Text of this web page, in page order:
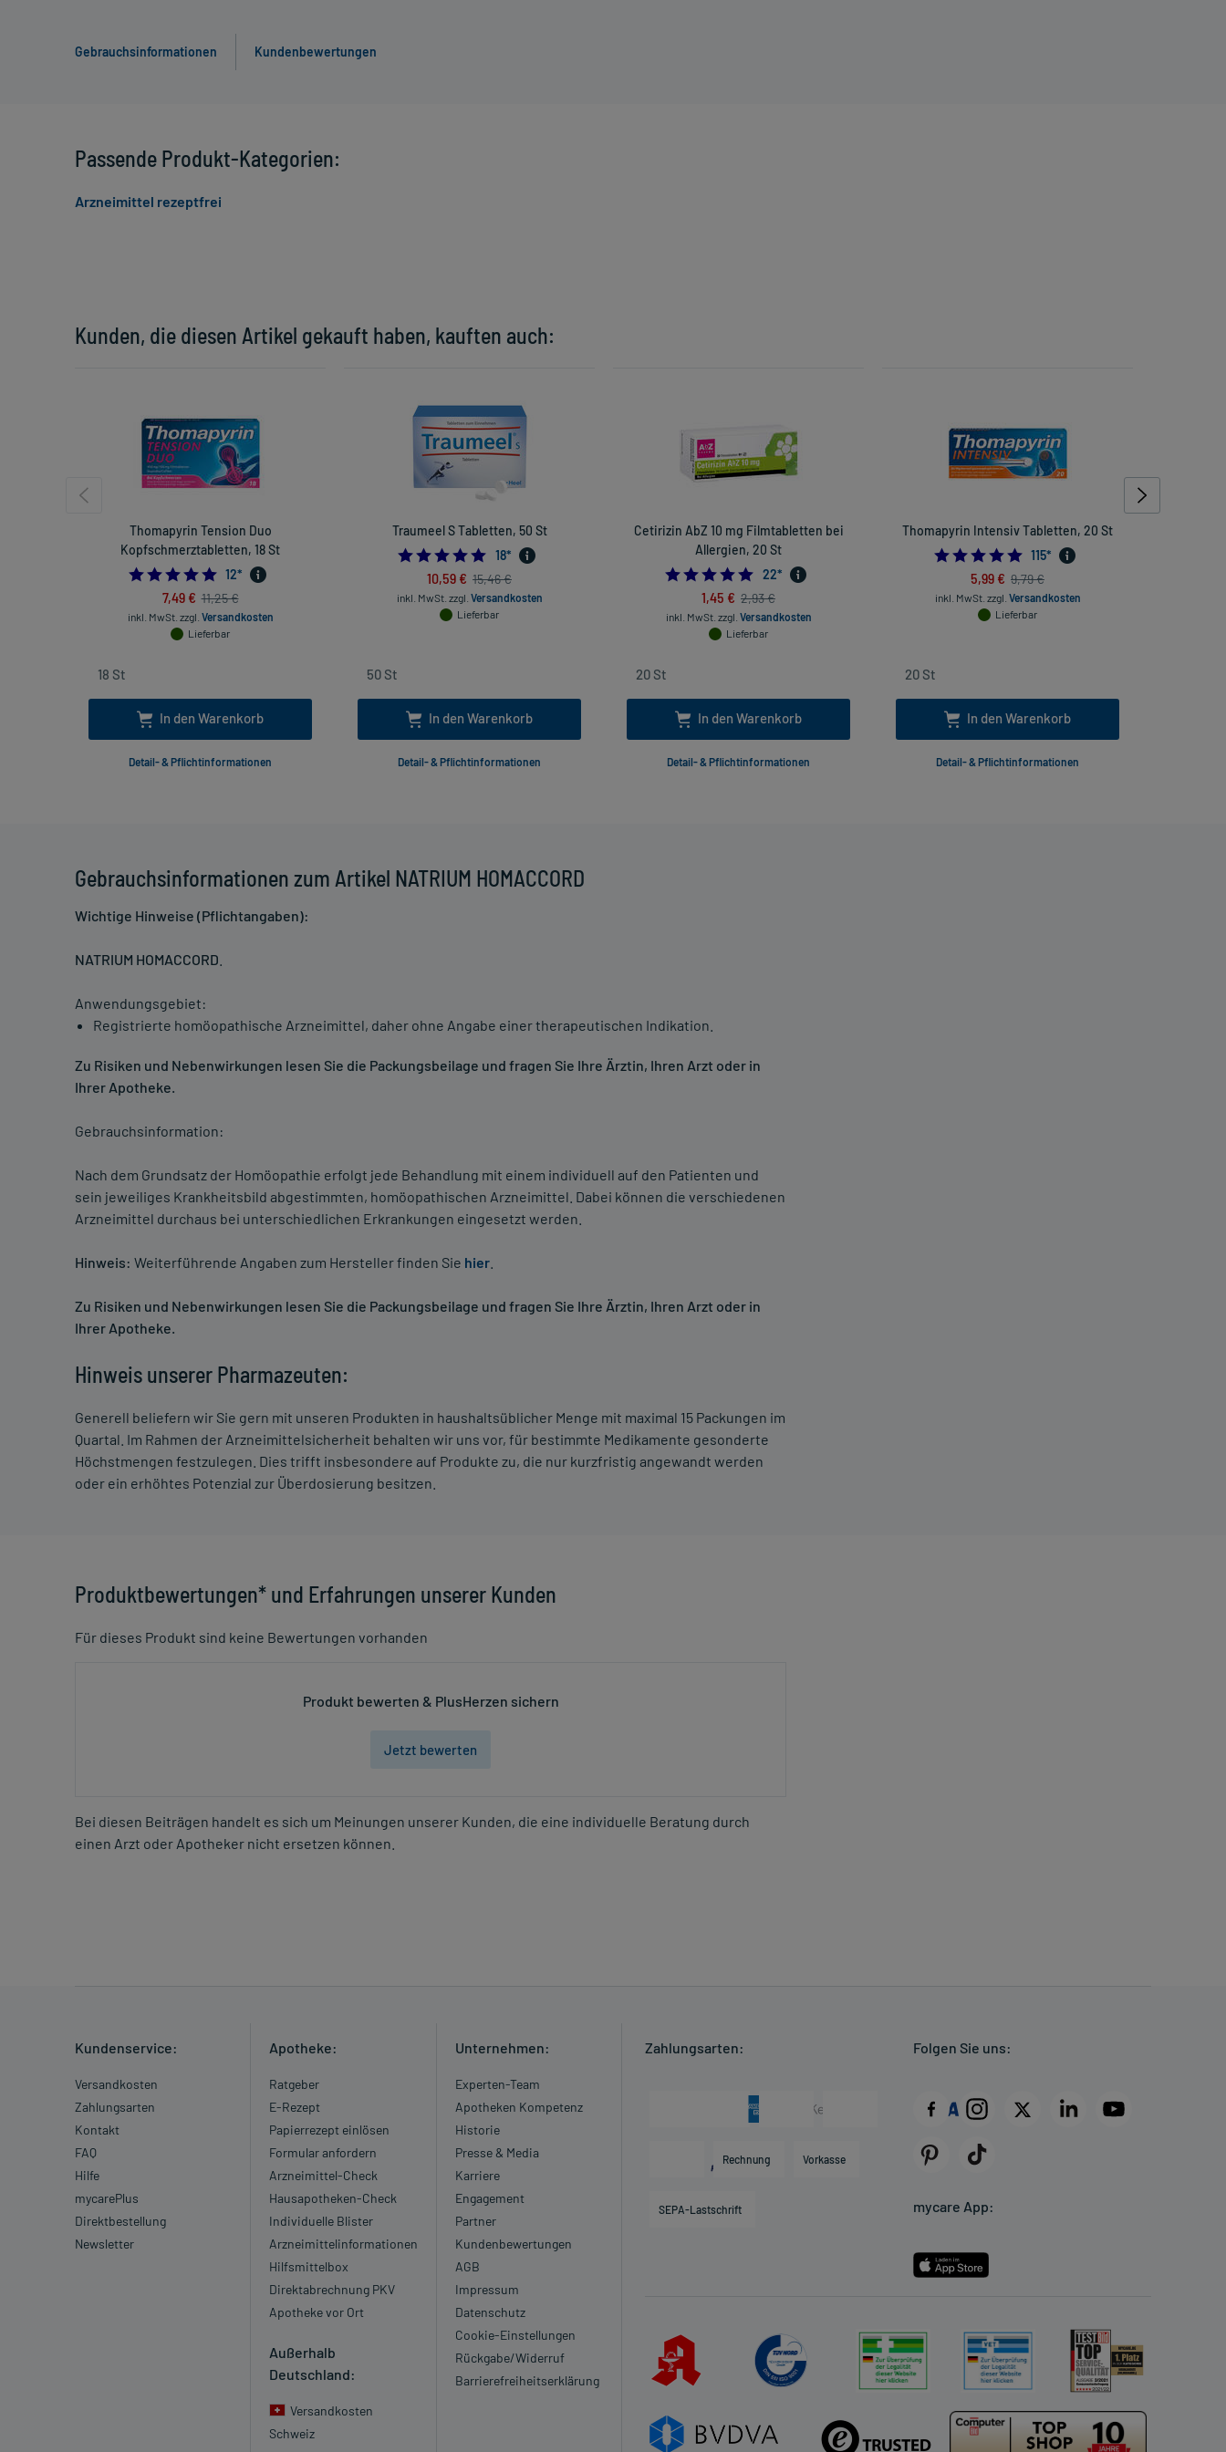
Gebrauchsinformationen Kundenbewertungen
Gebrauchsinformationen zum Artikel NATRIUM HOMACCORD
Wichtige Hinweise (Pflichtangaben):
NATRIUM HOMACCORD
Anwendungsgebiet:
Registrierte homöopathische Arzneimittel, daher ohne Angabe einer therapeutischen Indikation.
Zu Risiken und Nebenwirkungen lesen Sie die Packungsbeilage und fragen Sie Ihre Ärztin, Ihren Arzt oder in
Ihrer Apotheke.
Gebrauchsinformation:
Nach dem Grundsatz der Homöopathie erfolgt jede Behandlung mit einem individuell auf den Patienten und
sein jeweiliges Krankheitsbild abgestimmten, homöopathischen Arzneimittel. Dabei können die verschiedenen
Arzneimittel durchaus bei unterschiedlichen Erkrankungen eingesetzt werden.
Hinweis: Weiterführende Angaben zum Hersteller finden Sie hier
Zu Risiken und Nebenwirkungen lesen Sie die Packungsbeilage und fragen Sie Ihre Ärztin, Ihren Arzt oder in
Ihrer Apotheke.
Hinweis unserer Pharmazeuten:
Generell beliefern wir Sie gern mit unseren Produkten in haushaltsüblicher Menge mit maximal 15 Packungen im
Quartal. Im Rahmen der Arzneimittelsicherheit behalten wir uns vor, für bestimmte Medikamente gesonderte
Höchstmengen festzulegen. Dies trifft insbesondere auf Produkte zu, die nur kurzfristig angewandt werden
oder ein erhöhtes Potenzial zur Überdosierung besitzen.
Produktbewertungen* und Erfahrungen unserer Kunden
Für dieses Produkt sind keine Bewertungen vorhanden
Produkt bewerten & PlusHerzen sichern
Jetzt bewerten
Bei diesen Beiträgen handelt es sich um Meinungen unserer Kunden, die eine individuelle Beratung durch
einen Arzt oder Apotheker nicht ersetzen können.
Kunden, die diesen Artikel gekauft haben, kauften auch:
Thomapyrin Tension Duo
Kopfschmerztabletten, 18 St
4.916666666666667
12*
7,49 € 11,25 €
inkl. MwSt. zzgl. Versandkosten
Lieferbar
In den Warenkorb
Detail- & Pflichtinformationen
Traumeel S Tabletten, 50 St
4.944444444444445
18*
10,59 € 15,46 €
inkl. MwSt. zzgl. Versandkosten
Lieferbar
In den Warenkorb
Detail- & Pflichtinformationen
Cetirizin AbZ 10 mg Filmtabletten bei
Allergien, 20 St
4.954545454545454
22*
1,45 € 2,93 €
inkl. MwSt. zzgl. Versandkosten
Lieferbar
In den Warenkorb
Detail- & Pflichtinformationen
Thomapyrin Intensiv Tabletten, 20 St
4.913043478260869
115*
5,99 € 9,79 €
inkl. MwSt. zzgl. Versandkosten
Lieferbar
In den Warenkorb
Detail- & Pflichtinformationen
Passende Produkt-Kategorien:
Arzneimittel rezeptfrei
Kundenservice:
Versandkosten
Zahlungsarten
Kontakt
FAQ
Hilfe
mycarePlus
Direktbestellung
Newsletter
Apotheke:
Ratgeber
E-Rezept
Papierrezept einlösen
Formular anfordern
Arzneimittel-Check
Hausapotheken-Check
Individuelle Blister
Arzneimittelinformationen
Hilfsmittelbox
Direktabrechnung PKV
Apotheke vor Ort
Außerhalb
Deutschland:
Versandkosten
Schweiz
Unternehmen:
Experten-Team
Apotheken Kompetenz
Historie
Presse & Media
Karriere
Engagement
Partner
Kundenbewertungen
AGB
Impressum
Datenschutz
Cookie-Einstellungen
Rückgabe/Widerruf
Barrierefreiheitserklärung
Zahlungsarten:
Rechnung Vorkasse
SEPA-Lastschrift
Folgen Sie uns:
mycare App: